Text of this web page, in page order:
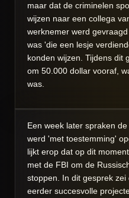
maar dat de criminelen
wijzen naar een collega
werknemer werd
was 'die een lesje
konden wijzen. Tijdens dit
om 50.000 dollar vooraf,
was.
Een week later spraken
werd 'met toestemming'
lijkt erop dat op dit
met de FBI om de
stoppen. In dit gesprek
eerder succesvolle